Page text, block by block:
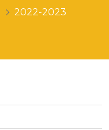
2022-2023